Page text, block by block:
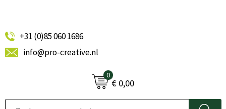
+31 (0)85 060 1686
info@pro-creative.nl
0
€ 0,00